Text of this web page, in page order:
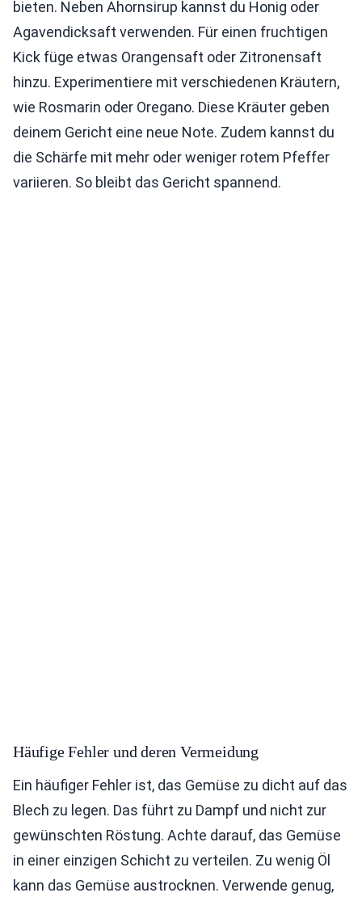
bieten. Neben Ahornsirup kannst du Honig oder
Agavendicksaft verwenden. Für einen fruchtigen
Kick füge etwas Orangensaft oder Zitronensaft
hinzu. Experimentiere mit verschiedenen Kräutern,
wie Rosmarin oder Oregano. Diese Kräuter geben
deinem Gericht eine neue Note. Zudem kannst du
die Schärfe mit mehr oder weniger rotem Pfeffer
variieren. So bleibt das Gericht spannend.
Häufige Fehler und deren Vermeidung
Ein häufiger Fehler ist, das Gemüse zu dicht auf das
Blech zu legen. Das führt zu Dampf und nicht zur
gewünschten Röstung. Achte darauf, das Gemüse
in einer einzigen Schicht zu verteilen. Zu wenig Öl
kann das Gemüse austrocknen. Verwende genug,